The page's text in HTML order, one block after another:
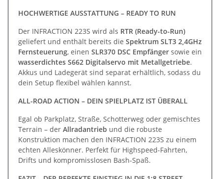
HOCHWERTIGE AUSSTATTUNG – READY TO RUN
Der INFRACTION 223S wird als RTR (Ready-to-Run)
geliefert und enthält bereits die Spektrum SLT3 2,4GHz
Fernsteuerung, einen SLR370 DSC Empfänger sowie ein
wasserdichtes S662 Digitalservo mit Metallgetriebe.
Akkus und Ladegerät sind separat erhältlich, sodass du
dein Setup flexibel wählen kannst.
ALL-ROAD ACTION – DEIN SPIELPLATZ IST ÜBERALL
Egal ob Parkplatz, Straße, Schotterweg oder gemischtes
Terrain – der Allradantrieb und die robuste
Konstruktion machen den INFRACTION 223S zu einem
echten Alleskönner. Perfekt für Highspeed-Fahrten,
Drifts und kompromisslosen Bash-Spaß.